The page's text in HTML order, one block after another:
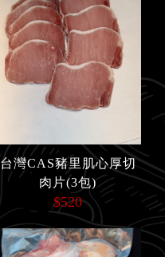
台灣CAS豬里肌心厚切
肉片(3包)
$520